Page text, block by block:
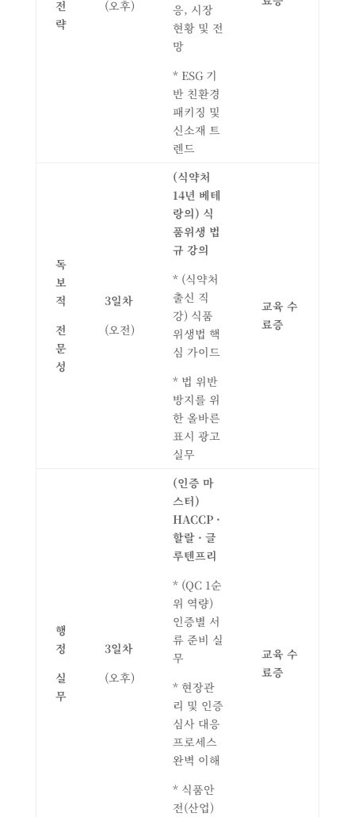
전
략
(오후)
응, 시장
현황 및 전
망
* ESG 기
반 친환경
패키징 및
신소재 트
렌드
독
보
적
전
문
성
3일차
(오전)
(식약처
14년 베테
랑의) 식
품위생 법
규 강의
* (식약처
출신 직
강) 식품
위생법 핵
심 가이드
* 법 위반
방지를 위
한 올바른
표시 광고
실무
교육 수
료증
행
정
실
무
3일차
(오후)
(인증 마
스터)
HACCP ·
할랄 · 글
루텐프리
* (QC 1순
위 역량)
인증별 서
류 준비 실
무
* 현장관
리 및 인증
심사 대응
프로세스
완벽 이해
* 식품안
전(산업)
교육 수
료증